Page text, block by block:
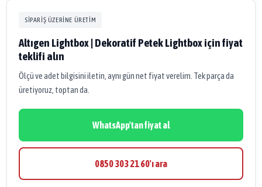
SIPARIŞ ÜZERINE ÜRETIM
Altıgen Lightbox | Dekoratif Petek Lightbox için fiyat
teklifi alın
Ölçü ve adet bilgisini iletin, aynı gün net fiyat verelim. Tek parça da
üretiyoruz, toptan da.
WhatsApp'tan fiyat al
0850 303 21 60'ı ara